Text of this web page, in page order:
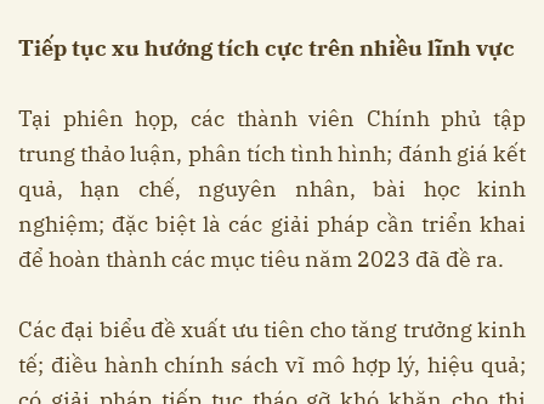
Tiếp tục xu hướng tích cực trên nhiều lĩnh vực
Tại phiên họp, các thành viên Chính phủ tập
trung thảo luận, phân tích tình hình; đánh giá kết
quả, hạn chế, nguyên nhân, bài học kinh
nghiệm; đặc biệt là các giải pháp cần triển khai
để hoàn thành các mục tiêu năm 2023 đã đề ra.
Các đại biểu đề xuất ưu tiên cho tăng trưởng kinh
tế; điều hành chính sách vĩ mô hợp lý, hiệu quả;